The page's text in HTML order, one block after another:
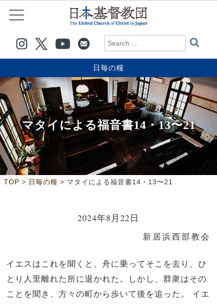
日毎の糧
マタイによる福音書14・13〜21
TOP > 日毎の糧 > マタイによる福音書14・13〜21
2024年8月22日
新居浜西部教会
イエスはこれを聞くと、舟に乗ってそこを去り、ひ
とり人里離れた所に退かれた。しかし、群衆はその
ことを聞き、方々の町から歩いて後を追った。
イエ